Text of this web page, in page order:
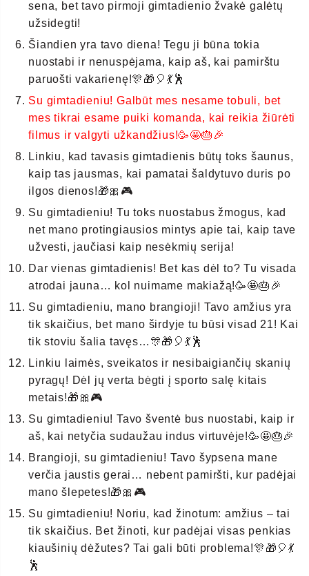
sena, bet tavo pirmoji gimtadienio žvakė galėtų
užsidegti!
Šiandien yra tavo diena! Tegu ji būna tokia
nuostabi ir nenuspėjama, kaip aš, kai pamirštu
paruošti vakarienę!🎊🎁🎈💃🕺
Su gimtadieniu! Galbūt mes nesame tobuli, bet
mes tikrai esame puiki komanda, kai reikia žiūrėti
filmus ir valgyti užkandžius!🥳🤩🎂🎉
Linkiu, kad tavasis gimtadienis būtų toks šaunus,
kaip tas jausmas, kai pamatai šaldytuvo duris po
ilgos dienos!🎁🎀🎮
Su gimtadieniu! Tu toks nuostabus žmogus, kad
net mano protingiausios mintys apie tai, kaip tave
užvesti, jaučiasi kaip nesėkmių serija!
Dar vienas gimtadienis! Bet kas dėl to? Tu visada
atrodai jauna… kol nuimame makiažą!🥳🤩🎂🎉
Su gimtadieniu, mano brangioji! Tavo amžius yra
tik skaičius, bet mano širdyje tu būsi visad 21! Kai
tik stoviu šalia tavęs…🎊🎁🎈💃🕺
Linkiu laimės, sveikatos ir nesibaigiančių skanių
pyragų! Dėl jų verta bėgti į sporto salę kitais
metais!🎁🎀🎮
Su gimtadieniu! Tavo šventė bus nuostabi, kaip ir
aš, kai netyčia sudaužau indus virtuvėje!🥳🤩🎂🎉
Brangioji, su gimtadieniu! Tavo šypsena mane
verčia jaustis gerai… nebent pamiršti, kur padėjai
mano šlepetes!🎁🎀🎮
Su gimtadieniu! Noriu, kad žinotum: amžius – tai
tik skaičius. Bet žinoti, kur padėjai visas penkias
kiaušinių dėžutes? Tai gali būti problema!🎊🎁🎈💃
🕺